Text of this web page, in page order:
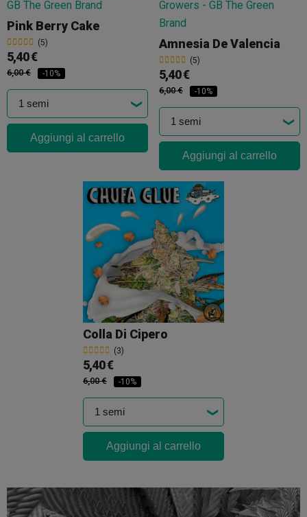
Pink Berry Cake
(5)
5,40 €
6,00 € -10%
Aggiungi al carrello
Amnesia De Valencia
(5)
5,40 €
6,00 € -10%
Aggiungi al carrello
Colla Di Cipero
(3)
5,40 €
6,00 € -10%
Aggiungi al carrello